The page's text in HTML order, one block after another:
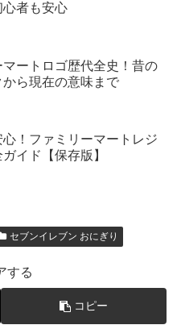
心者も安心
マートロゴ歴代全史！昔の
から現在の意味まで
！ファミリーマートレジ
イド【保存版】
セブンイレブン おにぎり
する
コピー